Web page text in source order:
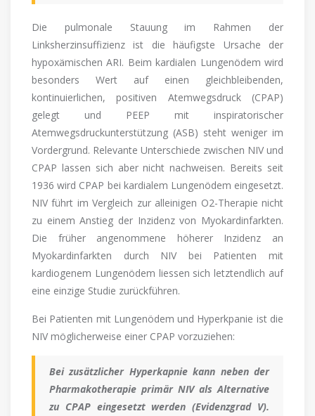
Die pulmonale Stauung im Rahmen der
Linksherzinsuffizienz ist die häufigste Ursache der
hypoxämischen ARI. Beim kardialen Lungenödem wird
besonders Wert auf einen gleichbleibenden,
kontinuierlichen, positiven Atemwegsdruck (CPAP)
gelegt und PEEP mit inspiratorischer
Atemwegsdruckunterstützung (ASB) steht weniger im
Vordergrund. Relevante Unterschiede zwischen NIV und
CPAP lassen sich aber nicht nachweisen. Bereits seit
1936 wird CPAP bei kardialem Lungenödem eingesetzt.
NIV führt im Vergleich zur alleinigen O2-Therapie nicht
zu einem Anstieg der Inzidenz von Myokardinfarkten.
Die früher angenommene höherer Inzidenz an
Myokardinfarkten durch NIV bei Patienten mit
kardiogenem Lungenödem liessen sich letztendlich auf
eine einzige Studie zurückführen.
Bei Patienten mit Lungenödem und Hyperkpanie ist die
NIV möglicherweise einer CPAP vorzuziehen:
Bei zusätzlicher Hyperkapnie kann neben der
Pharmakotherapie primär NIV als Alternative
zu CPAP eingesetzt werden (Evidenzgrad V).